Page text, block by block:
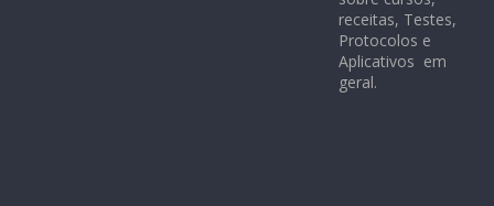
receitas, Testes,
Protocolos e
Aplicativos em
geral.